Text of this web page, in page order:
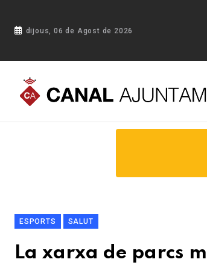
dijous, 06 de Agost de 2026
Portada Blog La xarxa de parcs
ESPORTS SALUT
La xarxa de parcs